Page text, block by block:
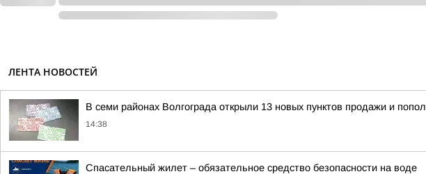
ЛЕНТА НОВОСТЕЙ
В семи районах Волгограда открыли 13 новых пунктов продажи и
14:38
Спасательный жилет – обязательное средство безопасности на воде